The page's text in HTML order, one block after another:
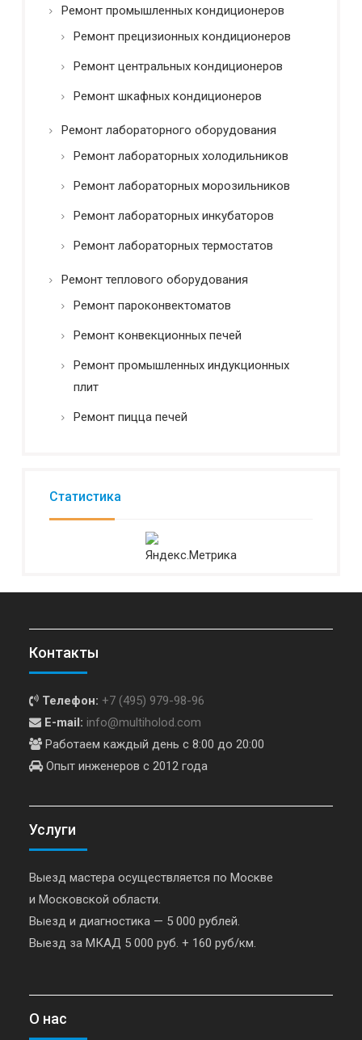
Ремонт промышленных кондиционеров
Ремонт прецизионных кондиционеров
Ремонт центральных кондиционеров
Ремонт шкафных кондиционеров
Ремонт лабораторного оборудования
Ремонт лабораторных холодильников
Ремонт лабораторных морозильников
Ремонт лабораторных инкубаторов
Ремонт лабораторных термостатов
Ремонт теплового оборудования
Ремонт пароконвектоматов
Ремонт конвекционных печей
Ремонт промышленных индукционных
плит
Ремонт пицца печей
Статистика
Контакты
Телефон: +7 (495) 979-98-96
E-mail: info@multiholod.com
Работаем каждый день с 8:00 до 20:00
Опыт инженеров с 2012 года
Услуги
Выезд мастера осуществляется по Москве
и Московской области.
Выезд и диагностика — 5 000 рублей.
Выезд за МКАД 5 000 руб. + 160 руб/км.
О нас